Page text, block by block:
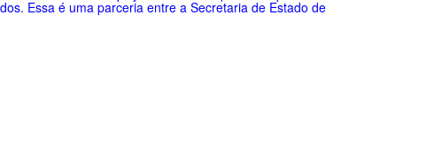
Essa é uma parceria entre a Secretaria de Estado de